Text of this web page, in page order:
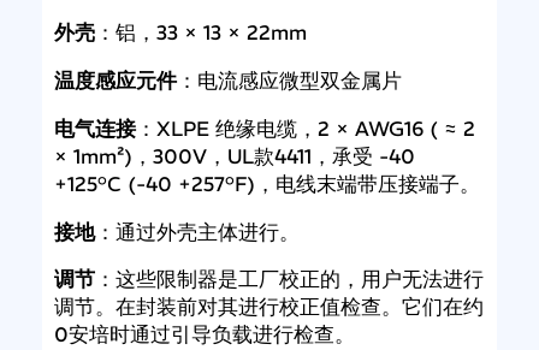
外壳：铝，33 × 13 × 22mm
温度感应元件：电流感应微型双金属片
电气连接：XLPE 绝缘电缆，2 × AWG16 ( ≈ 2
× 1mm²)，300V，UL款4411，承受 -40
+125°C (-40 +257°F)，电线末端带压接端子。
接地：通过外壳主体进行。
调节：这些限制器是工厂校正的，用户无法进行
调节。在封装前对其进行校正值检查。它们在约
0安培时通过引导负载进行检查。